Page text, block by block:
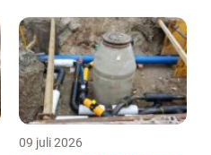
09 juli 2026